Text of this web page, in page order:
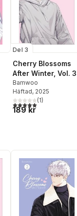
Del 3
Cherry Blossoms
After Winter, Vol. 3
Bamwoo
Häftad, 2025
5,0utav 5 stjärnor.
(1)
189 kr